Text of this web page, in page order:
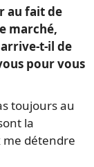
au fait de
marché,
t-il de
pour vous
toujours au
la
me détendre